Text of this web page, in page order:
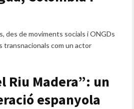
des de moviments socials i ONGDs
transnacionals com un actor
Riu Madera”: un
espanyola